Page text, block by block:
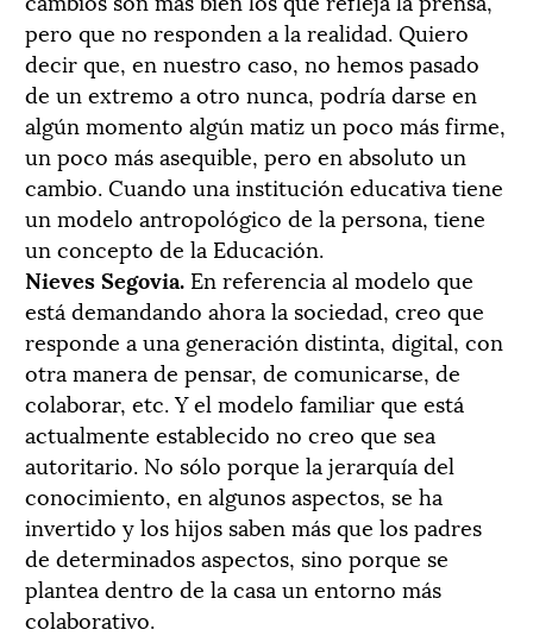
pero que no responden a la realidad. Quiero
decir que, en nuestro caso, no hemos pasado
de un extremo a otro nunca, podría darse en
algún momento algún matiz un poco más firme,
un poco más asequible, pero en absoluto un
cambio. Cuando una institución educativa tiene
un modelo antropológico de la persona, tiene
un concepto de la Educación.
Nieves Segovia. En referencia al modelo que
está demandando ahora la sociedad, creo que
responde a una generación distinta, digital, con
otra manera de pensar, de comunicarse, de
colaborar, etc. Y el modelo familiar que está
actualmente establecido no creo que sea
autoritario. No sólo porque la jerarquía del
conocimiento, en algunos aspectos, se ha
invertido y los hijos saben más que los padres
de determinados aspectos, sino porque se
plantea dentro de la casa un entorno más
colaborativo.